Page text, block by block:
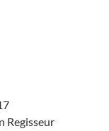
Regisseur